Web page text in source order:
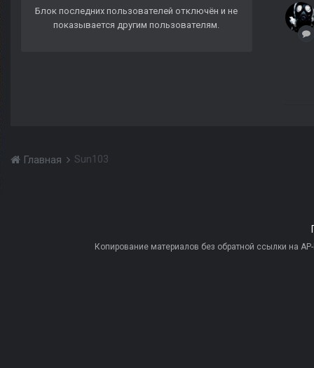
Блок последних пользователей отключён и не
показывается другим пользователям.
Главная Sun103
Копирование материалов без обратной ссылки на